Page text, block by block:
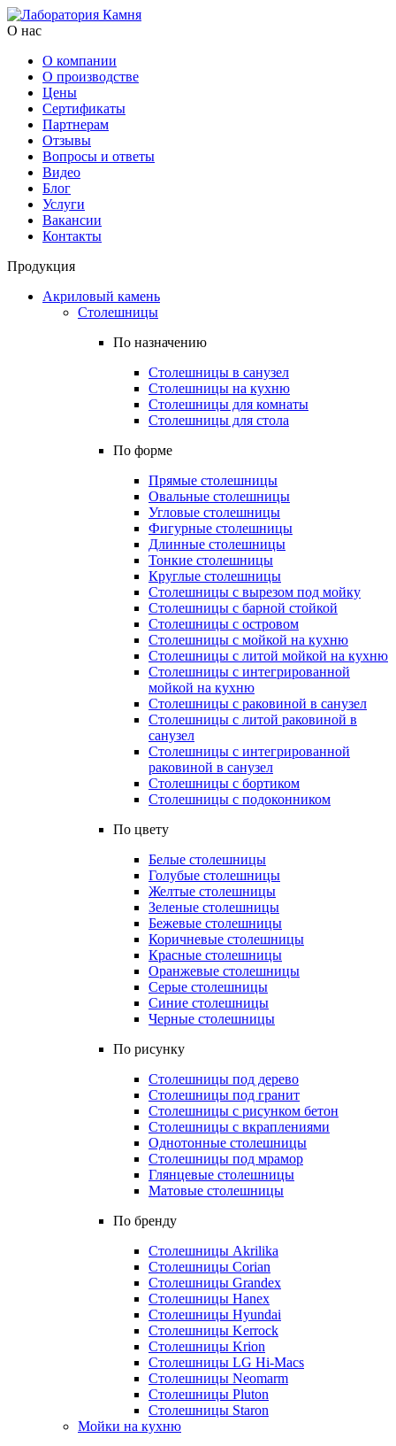
О нас
О компании
О производстве
Цены
Cертификаты
Партнерам
Отзывы
Вопросы и ответы
Видео
Блог
Услуги
Вакансии
Контакты
Продукция
Акриловый камень
Столешницы
По назначению
Столешницы в санузел
Столешницы на кухню
Столешницы для комнаты
Столешницы для стола
По форме
Прямые столешницы
Овальные столешницы
Угловые столешницы
Фигурные столешницы
Длинные столешницы
Тонкие столешницы
Круглые столешницы
Столешницы с вырезом под мойку
Столешницы с барной стойкой
Столешницы с островом
Столешницы с мойкой на кухню
Столешницы с литой мойкой на кухню
Столешницы с интегрированной
мойкой на кухню
Столешницы с раковиной в санузел
Столешницы с литой раковиной в
санузел
Столешницы с интегрированной
раковиной в санузел
Столешницы с бортиком
Столешницы с подоконником
По цвету
Белые столешницы
Голубые столешницы
Желтые столешницы
Зеленые столешницы
Бежевые столешницы
Коричневые столешницы
Красные столешницы
Оранжевые столешницы
Серые столешницы
Синие столешницы
Черные столешницы
По рисунку
Столешницы под дерево
Столешницы под гранит
Столешницы с рисунком бетон
Столешницы с вкраплениями
Однотонные столешницы
Столешницы под мрамор
Глянцевые столешницы
Матовые столешницы
По бренду
Столешницы Akrilika
Столешницы Corian
Столешницы Grandex
Столешницы Hanex
Столешницы Hyundai
Столешницы Kerrock
Столешницы Krion
Столешницы LG Hi-Macs
Столешницы Neomarm
Столешницы Pluton
Столешницы Staron
Мойки на кухню